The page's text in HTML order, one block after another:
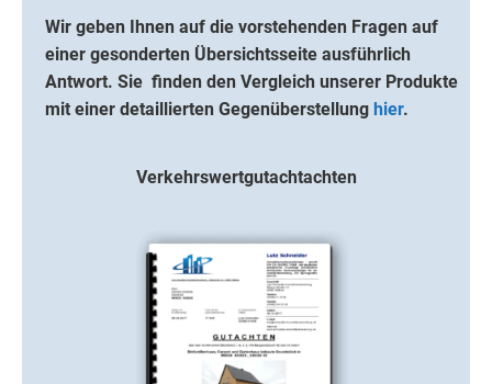
Wir geben Ihnen auf die vorstehenden Fragen auf
einer gesonderten Übersichtsseite ausführlich
Antwort. Sie finden den Vergleich unserer Produkte
mit einer detaillierten Gegenüberstellung hier.
Verkehrswertgutachtachten